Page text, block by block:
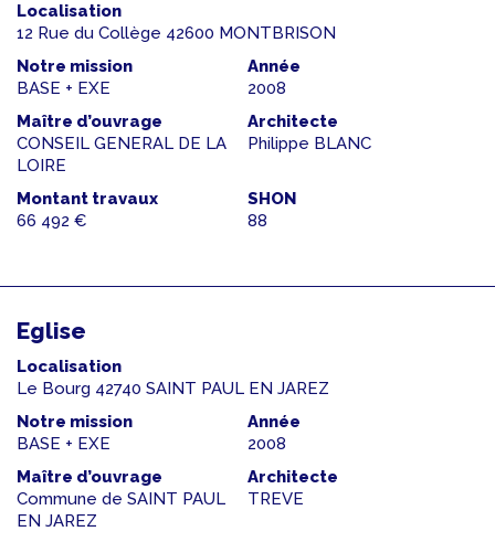
Localisation
12 Rue du Collège 42600 MONTBRISON
Notre mission
BASE + EXE
Année
2008
Maître d’ouvrage
CONSEIL GENERAL DE LA
LOIRE
Architecte
Philippe BLANC
Montant travaux
66 492 €
SHON
88
Eglise
Localisation
Le Bourg 42740 SAINT PAUL EN JAREZ
Notre mission
BASE + EXE
Année
2008
Maître d’ouvrage
Commune de SAINT PAUL
EN JAREZ
Architecte
TREVE